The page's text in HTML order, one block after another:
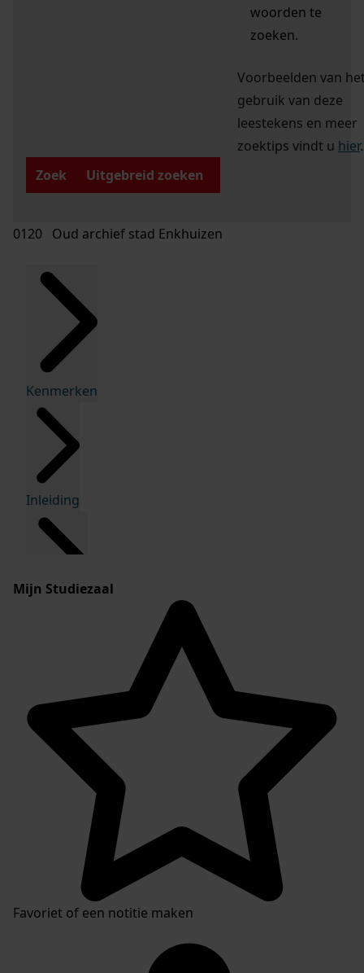
woorden te
zoeken.
Voorbeelden van
gebruik van deze
leestekens en meer
zoektips vindt u hier.
Zoek
Uitgebreid zoeken
0120 Oud archief stad Enkhuizen
Kenmerken
Inleiding
Mijn Studiezaal
Favoriet of een notitie maken